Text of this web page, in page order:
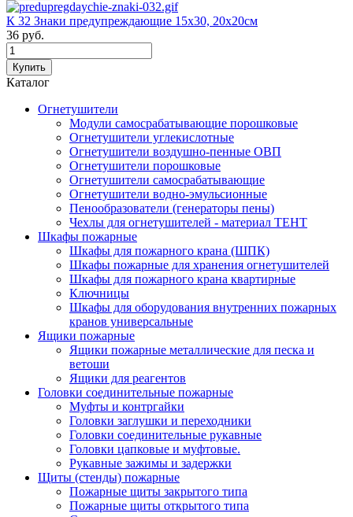
К 32 Знаки предупреждающие 15х30, 20х20см
36 руб.
Каталог
Огнетушители
Модули самосрабатывающие порошковые
Огнетушители углекислотные
Огнетушители воздушно-пенные ОВП
Огнетушители порошковые
Огнетушители самосрабатывающие
Огнетушители водно-эмульсионные
Пенообразователи (генераторы пены)
Чехлы для огнетушителей - материал ТЕНТ
Шкафы пожарные
Шкафы для пожарного крана (ШПК)
Шкафы пожарные для хранения огнетушителей
Шкафы для пожарного крана квартирные
Ключницы
Шкафы для оборудования внутренних пожарных
кранов универсальные
Ящики пожарные
Ящики пожарные металлические для песка и
ветоши
Ящики для реагентов
Головки соединительные пожарные
Муфты и контргайки
Головки заглушки и переходники
Головки соединительные рукавные
Головки цапковые и муфтовые.
Рукавные зажимы и задержки
Щиты (стенды) пожарные
Пожарные щиты закрытого типа
Пожарные щиты открытого типа